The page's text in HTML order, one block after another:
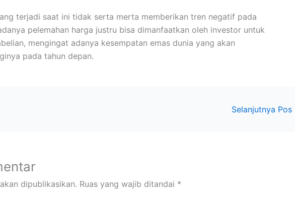
terjadi saat ini tidak serta merta memberikan tren negatif pada
pelemahan harga justru bisa dimanfaatkan oleh investor untuk
mengingat adanya kesempatan emas dunia yang akan
pada tahun depan.
Selanjutnya Pos
dipublikasikan. Ruas yang wajib ditandai *